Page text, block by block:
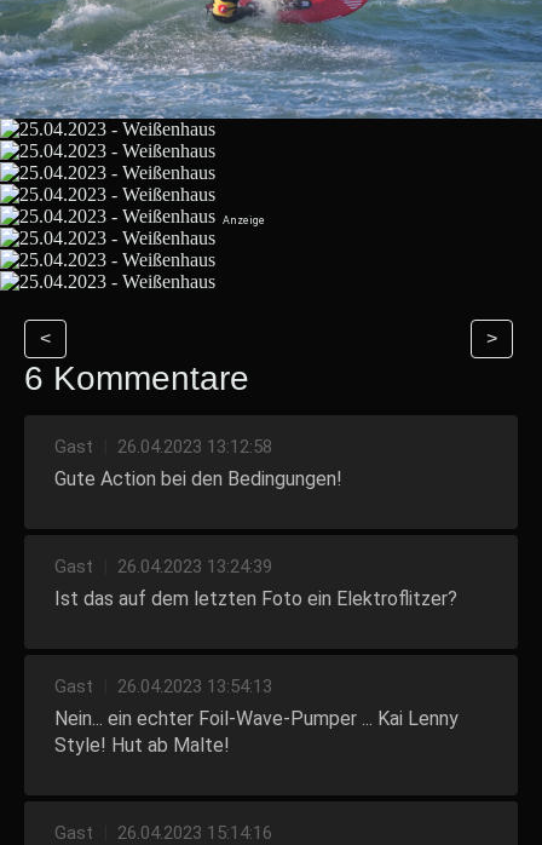
< >
6 Kommentare
Gast 26.04.2023 13:12:58
Gute Action bei den Bedingungen!
Gast 26.04.2023 13:24:39
Ist das auf dem letzten Foto ein Elektroflitzer?
Gast 26.04.2023 13:54:13
Nein... ein echter Foil-Wave-Pumper ... Kai Lenny
Style! Hut ab Malte!
Gast 26.04.2023 15:14:16